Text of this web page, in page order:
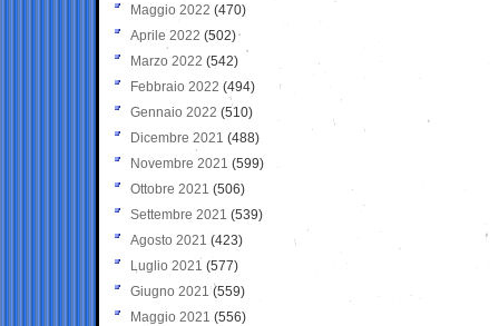
Maggio 2022 (470)
Aprile 2022 (502)
Marzo 2022 (542)
Febbraio 2022 (494)
Gennaio 2022 (510)
Dicembre 2021 (488)
Novembre 2021 (599)
Ottobre 2021 (506)
Settembre 2021 (539)
Agosto 2021 (423)
Luglio 2021 (577)
Giugno 2021(559)
Maggio 2021 (556)